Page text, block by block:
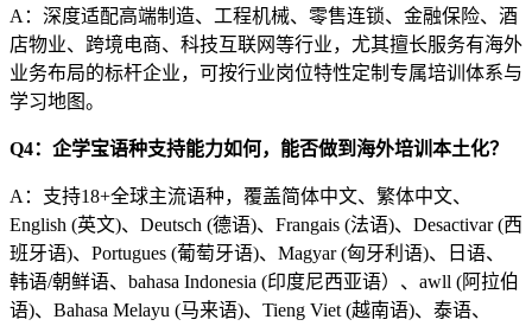
A：深度适配高端制造、工程机械、零售连锁、金融保险、酒
店物业、跨境电商、科技互联网等行业，尤其擅长服务有海外
业务布局的标杆企业，可按行业岗位特性定制专属培训体系与
学习地图。
Q4：企学宝语种支持能力如何，能否做到海外培训本土化？
A：支持18+全球主流语种，覆盖简体中文、繁体中文、
English (英文)、Deutsch (德语)、Frangais (法语)、Desactivar (西
班牙语)、Portugues (葡萄牙语)、Magyar (匈牙利语)、日语、
韩语/朝鲜语、bahasa Indonesia (印度尼西亚语）、awll (阿拉伯
语)、Bahasa Melayu (马来语)、Tieng Viet (越南语)、泰语、